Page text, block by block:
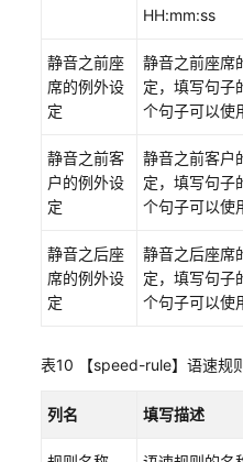
HH:mm:ss
静音之前座
席的例外设
定
静音之前座席
定，填写句子
个句子可以使
静音之前客
户的例外设
定
静音之前客户
定，填写句子
个句子可以使
静音之后座
席的例外设
定
静音之后座席
定，填写句子
个句子可以使
表10 【speed-rule】语速规
列名 填写描述